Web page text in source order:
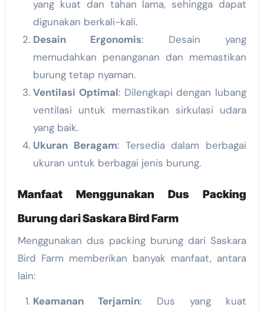
yang kuat dan tahan lama, sehingga dapat
digunakan berkali-kali.
Desain Ergonomis: Desain yang
memudahkan penanganan dan memastikan
burung tetap nyaman.
Ventilasi Optimal: Dilengkapi dengan lubang
ventilasi untuk memastikan sirkulasi udara
yang baik.
Ukuran Beragam: Tersedia dalam berbagai
ukuran untuk berbagai jenis burung.
Manfaat Menggunakan Dus Packing
Burung dari Saskara Bird Farm
Menggunakan dus packing burung dari Saskara
Bird Farm memberikan banyak manfaat, antara
lain:
Keamanan Terjamin: Dus yang kuat